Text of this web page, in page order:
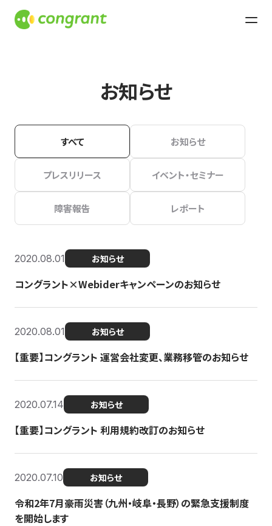
お知らせ
すべて お知らせ
プレスリリース イベント・セミナー
障害報告 レポート
2020.08.01 お知らせ
コングラント×Webiderキャンペーンのお知らせ
2020.08.01 お知らせ
【重要】コングラント 運営会社変更、業務移管のお知らせ
2020.07.14 お知らせ
【重要】コングラント 利用規約改訂のお知らせ
2020.07.10 お知らせ
令和2年7月豪雨災害（九州・岐阜・長野）の緊急支援制度
を開始します